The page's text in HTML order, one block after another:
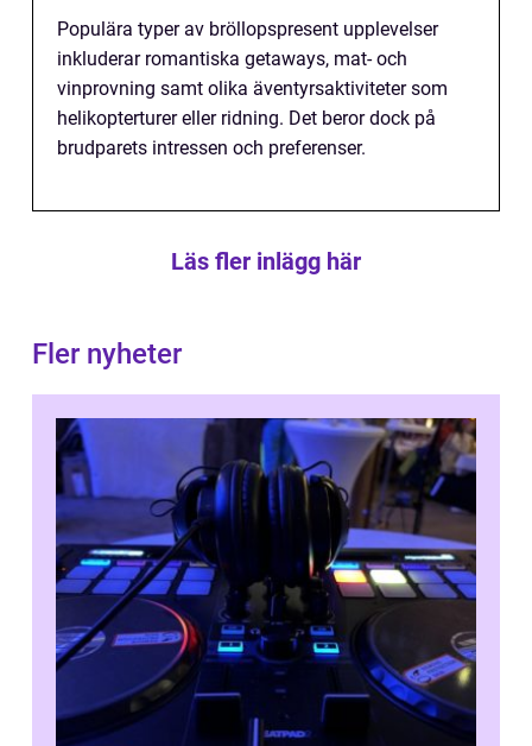
Populära typer av bröllopspresent upplevelser
inkluderar romantiska getaways, mat- och
vinprovning samt olika äventyrsaktiviteter som
helikopterturer eller ridning. Det beror dock på
brudparets intressen och preferenser.
Läs fler inlägg här
Fler nyheter